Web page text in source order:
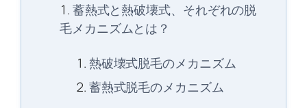
蓄熱式と熱破壊式、それぞれの脱
毛メカニズムとは？
熱破壊式脱毛のメカニズム
蓄熱式脱毛のメカニズム